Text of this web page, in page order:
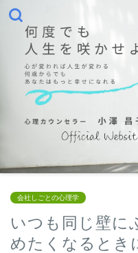
会社しごとの心理学
いつも同じ壁に
めたくなるとき